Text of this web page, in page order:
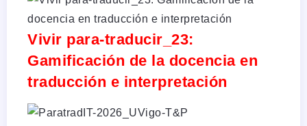
Vivir para-traducir_23:
Gamificación de la docencia en
traducción e interpretación